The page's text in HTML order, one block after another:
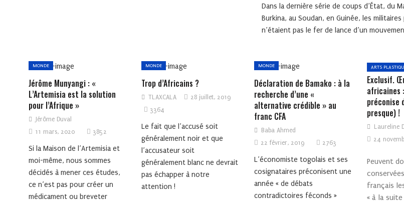
Dans la dernière série de coups d’État, du
Burkina, au Soudan, en Guinée, les
n’étaient pas le fer de lance d’un
MONDE
Jérôme Munyangi : «
L’Artemisia est la solution
pour l’Afrique »
Jérôme Duval
11 mars, 2020
3852
Si la Maison de l’Artemisia et
moi-même, nous sommes
décidés à mener ces études,
ce n’est pas pour créer un
médicament ou breveter
MONDE
Trop d’Africains ?
TLAXCALA
28 juillet, 2019
3364
Le fait que l’accusé soit
généralement noir et que
l’accusateur soit
généralement blanc ne devrait
pas échapper à notre
attention !
MONDE
Déclaration de Bamako : à la
recherche d’une «
alternative crédible » au
franc CFA
Baba Ahmed
22 février, 2019
2763
L’économiste togolais et ses
cosignataires préconisent une
année « de débats
contradictoires féconds »
ARTS
Exclusif.
africaines
préconise
presque) !
Laureline
24
Peuvent
français
« à la